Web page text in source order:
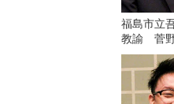
福島市立
教諭 菅